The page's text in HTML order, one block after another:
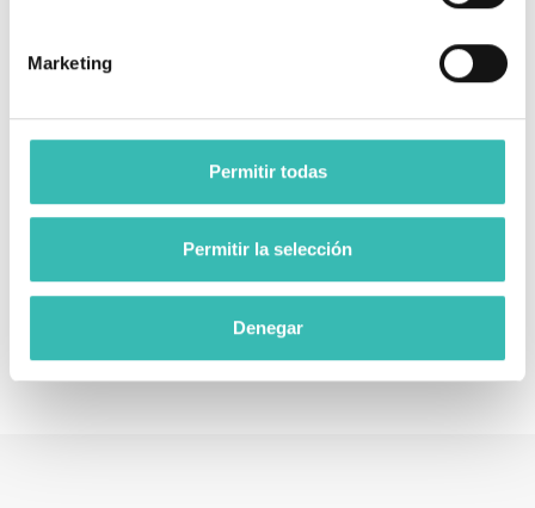
Marketing
Permitir todas
Permitir la selección
Denegar